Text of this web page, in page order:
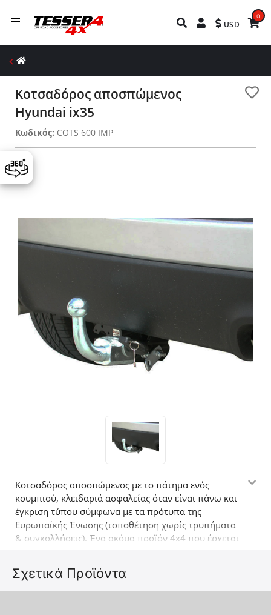
USD
0
Κοτσαδόρος αποσπώμενος
Hyundai ix35
Κωδικός: COTS 600 IMP
Κοτσαδόρος αποσπώμενος με το πάτημα ενός
κουμπιού, κλειδαριά ασφαλείας όταν είναι πάνω και
έγκριση τύπου σύμφωνα με τα πρότυπα της
Ευρωπαϊκής Ένωσης (τοποθέτηση χωρίς τρυπήματα
& συγκολλήσεις). Ένα ακόμα προϊόν 4x4 που έρχεται
αξεσουάρ της εταιρείας Tessera4x4.
Σχετικά Προϊόντα